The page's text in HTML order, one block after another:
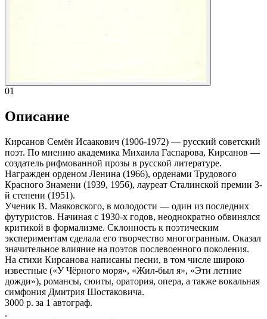
01
Описание
Кирсанов Семён Исаакович (1906-1972) — русский советский
поэт. По мнению академика Михаила Гаспарова, Кирсанов —
создатель рифмованной прозы в русской литературе.
Награжден орденом Ленина (1966), орденами Трудового
Красного Знамени (1939, 1956), лауреат Сталинской премии 3-
й степени (1951).
Ученик В. Маяковского, в молодости — один из последних
футуристов. Начиная с 1930-х годов, неоднократно обвинялся
критикой в формализме. Склонность к поэтическим
экспериментам сделала его творчество многогранным. Оказал
значительное влияние на поэтов послевоенного поколения.
На стихи Кирсанова написаны песни, в том числе широко
известные («У Чёрного моря», «Жил-был я», «Эти летние
дожди»), романсы, сюиты, оратория, опера, а также вокальная
симфония Дмитрия Шостаковича.
3000 р. за 1 автограф.
.